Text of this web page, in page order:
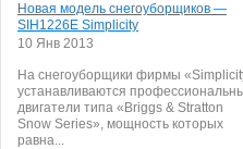
Новая модель снегоуборщиков —
SIH1226E Simplicity
10 Янв 2013
На снегоуборщики фирмы
устанавливаются
двигатели типа «Briggs & Stratton
Snow Series», мощность которых
равна...